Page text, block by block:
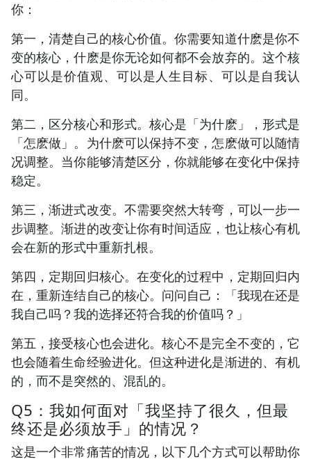
你：
第一，清楚自己的核心价值。你需要知道什麽是你不
变的核心，什麽是你无论如何都不会放弃的。这个核
心可以是价值观、可以是人生目标、可以是自我认
同。
第二，区分核心和形式。核心是「为什麽」，形式是
「怎麽做」。为什麽可以保持不变，怎麽做可以随情
况调整。当你能够清楚区分，你就能够在变化中保持
稳定。
第三，渐进式改变。不需要突然大转弯，可以一步一
步调整。渐进的改变让你有时间适应，也让核心有机
会在新的形式中重新扎根。
第四，定期回归核心。在变化的过程中，定期回归内
在，重新连结自己的核心。问问自己：「我现在还是
我自己吗？我的选择还符合我的价值吗？」
第五，接受核心也会进化。核心不是完全不变的，它
也会随着生命经验进化。但这种进化是渐进的、有机
的，而不是突然的、混乱的。
Q5：我如何面对「我坚持了很久，但最
终还是必须放手」的情况？
这是一个非常痛苦的情况，以下几个方式可以帮助你